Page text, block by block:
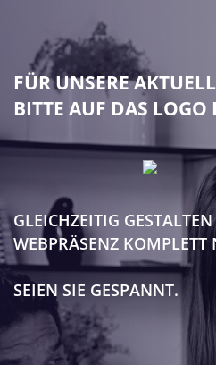
FÜR UNSERE
BITTE AUF DAS LOGO
GLEICHZEITIG
WEBPRÄSENZ KOMPLETT
SEIEN SIE GESPANNT.